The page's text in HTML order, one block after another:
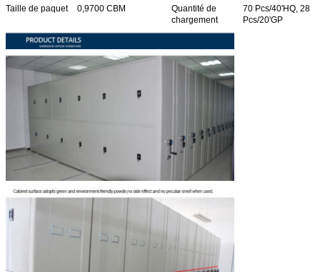
Taille de paquet
0,9700 CBM
Quantité de
chargement
70 Pcs/40'HQ, 28
Pcs/20'GP